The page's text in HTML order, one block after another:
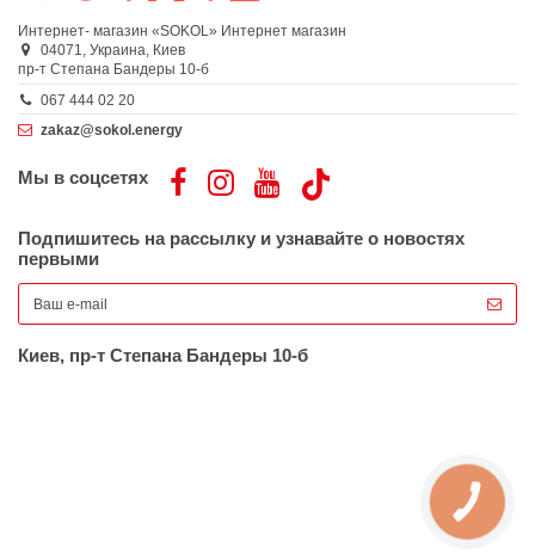
Интернет- магазин «SOKOL» Интернет магазин
04071, Украина, Киев
пр-т Степана Бандеры 10-б
067 444 02 20
zakaz@sokol.energy
Мы в соцсетях
Подпишитесь на рассылку и узнавайте о новостях
первыми
Киев, пр-т Степана Бандеры 10-б
КНОПКА
ЗВ'ЯЗКУ